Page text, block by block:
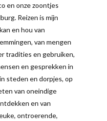
en onze zoontjes
Reizen is mijn
en hou van
van mengen
tradities en gebruiken,
en gesprekken in
steden en dorpjes, op
van oneindige
en van
ontroerende,